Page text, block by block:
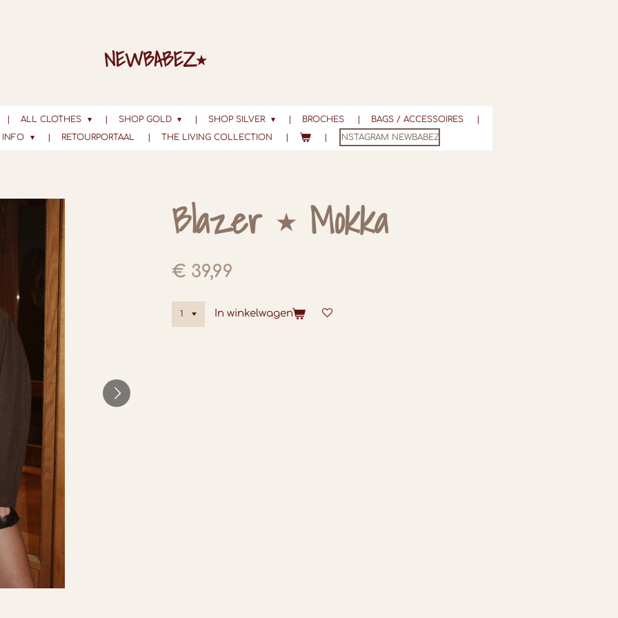
NEWBABEZ⭑
ALL CLOTHES SHOP GOLD SHOP SILVER BROCHES
BAGS / ACCESSOIRES
INFO RETOURPORTAAL THE LIVING COLLECTION INSTAGRAM NEWBABEZ
Blazer ⭑ Mokka
€ 39,99
In winkelwagen